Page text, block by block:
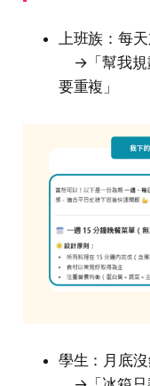
上班族：每
→「幫我規
要重複」
學生：月底